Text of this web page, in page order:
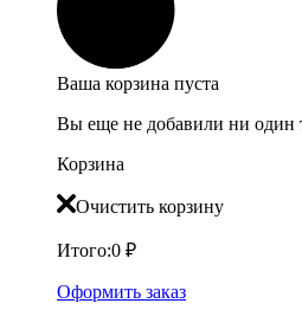
Ваша корзина пуста
Вы еще не добавили ни один
Корзина
Очистить корзину
Итого:0 ₽
Оформить заказ